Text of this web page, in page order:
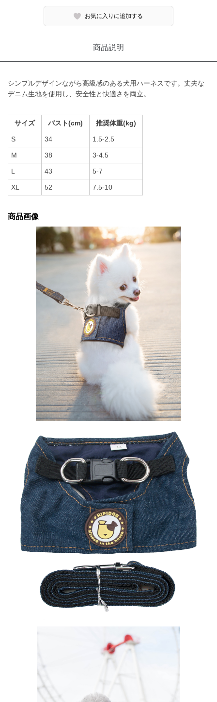
お気に入りに追加する
商品説明
シンプルデザインながら高級感のある犬用ハーネスです。丈夫な
デニム生地を使用し、安全性と快適さを両立。
サイズ バスト(cm) 推奨体重(kg)
S 34 1.5-2.5
M 38 3-4.5
L 43 5-7
XL 52 7.5-10
商品画像